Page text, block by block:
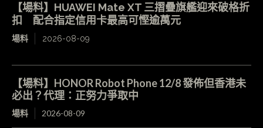
【場料】HUAWEI Mate XT 三摺疊旗艦迎來破格折
扣 配合指定信用卡最高可慳逾萬元
場料 2026-08-09
【場料】HONOR Robot Phone 12/8 發佈但香港未
必出？代理：正努力爭取中
場料 2026-08-09